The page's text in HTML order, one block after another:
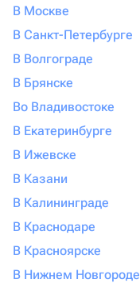
В Москве
В Санкт-Петербурге
В Волгограде
В Брянске
Во Владивостоке
В Екатеринбурге
В Ижевске
В Казани
В Калининграде
В Краснодаре
В Красноярске
В Нижнем Новгороде